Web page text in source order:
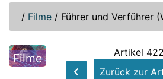
/ Filme / Führer und Verführer
Filme
Artikel
Zurück zur